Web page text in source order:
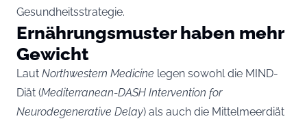
Gesundheitsstrategie.
Ernährungsmuster haben mehr
Gewicht
Laut Northwestern Medicine legen sowohl die MIND-
Diät (Mediterranean-DASH Intervention for
Neurodegenerative Delay) als auch die Mittelmeerdiät